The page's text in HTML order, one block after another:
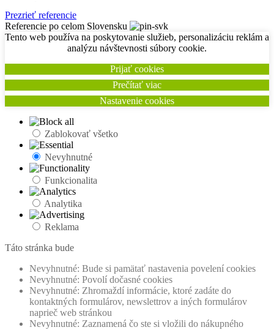
Prezrieť referencie
Referencie po celom Slovensku
Tento web používa na poskytovanie služieb, personalizáciu reklám a
analýzu návštevnosti súbory cookie.
Prijať cookies
Prečítať viac
Nastavenie cookies
Zablokovať všetko
Nevyhnutné
Funkcionalita
Analytika
Reklama
Táto stránka bude
Nevyhnutné: Bude si pamätať nastavenia povelení cookies
Nevyhnutné: Povolí dočasné cookies
Nevyhnutné: Zhromaždí informácie, ktoré zadáte do
kontaktných formulárov, newslettrov a iných formulárov
naprieč web stránkou
Nevyhnutné: Zaznamená čo ste si vložili do nákupného